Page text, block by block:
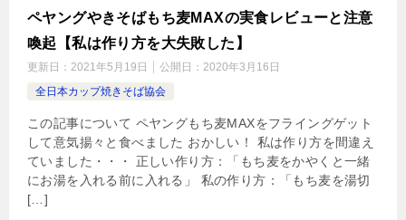
ペヤングやきそばもち麦MAXの実食レビューと注意
喚起【私は作り方を大失敗した】
更新日： 2021年5月19日 公開日： 2020年3月16日
全日本カップ焼きそば協会
この記事について ペヤングもち麦MAXをフライングゲット
して意気揚々と食べました おかしい！ 私は作り方を間違え
ていました・・・ 正しい作り方：「もち麦をかやくと一緒
にお湯を入れる前に入れる」 私の作り方：「もち麦を湯切
[…]